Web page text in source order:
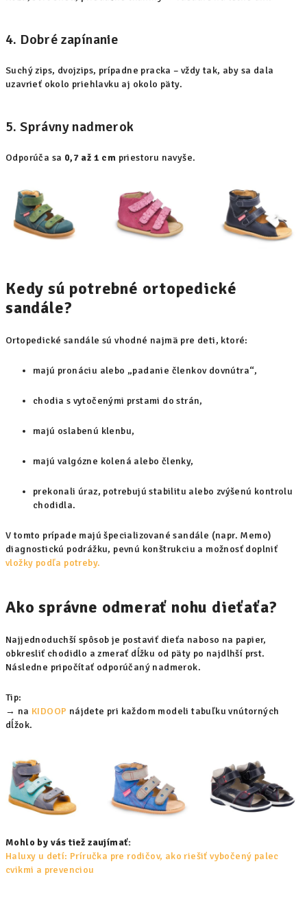
4. Dobré zapínanie
Suchý zips, dvojzips, prípadne pracka – vždy tak, aby sa dala
uzavrieť okolo priehlavku aj okolo päty.
5. Správny nadmerok
Odporúča sa 0,7 až 1 cm priestoru navyše.
Kedy sú potrebné ortopedické
sandále?
Ortopedické sandále sú vhodné najmä pre deti, ktoré:
majú pronáciu alebo „padanie členkov dovnútra“,
chodia s vytočenými prstami do strán,
majú oslabenú klenbu,
majú valgózne kolená alebo členky,
prekonali úraz, potrebujú stabilitu alebo zvýšenú kontrolu
chodidla.
V tomto prípade majú špecializované sandále (napr. Memo)
diagnostickú podrážku, pevnú konštrukciu a možnosť doplniť
vložky podľa potreby.
Ako správne odmerať nohu dieťaťa?
Najjednoduchší spôsob je postaviť dieťa naboso na papier,
obkresliť chodidlo a zmerať dĺžku od päty po najdlhší prst.
Následne pripočítať odporúčaný nadmerok.
Tip:
→ na KIDOOP nájdete pri každom modeli tabuľku vnútorných
dĺžok.
Mohlo by vás tiež zaujímať:
Haluxy u detí: Príručka pre rodičov, ako riešiť vybočený palec
cvikmi a prevenciou